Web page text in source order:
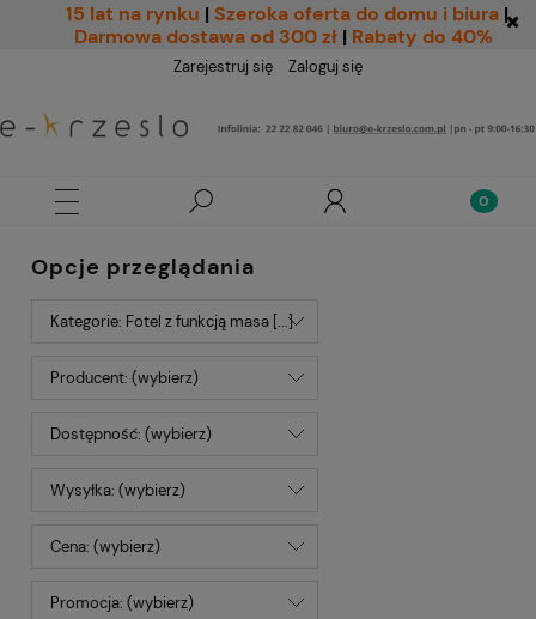
15 lat na rynku | Szeroka oferta do domu i biura |
Darmowa dostawa od 300 zł | Rabaty do 40%
Zarejestruj się Zaloguj się
Opcje przeglądania
Kategorie: Fotel z funkcją masa [...]
Producent: (wybierz)
Dostępność: (wybierz)
Wysyłka: (wybierz)
Cena: (wybierz)
Promocja: (wybierz)